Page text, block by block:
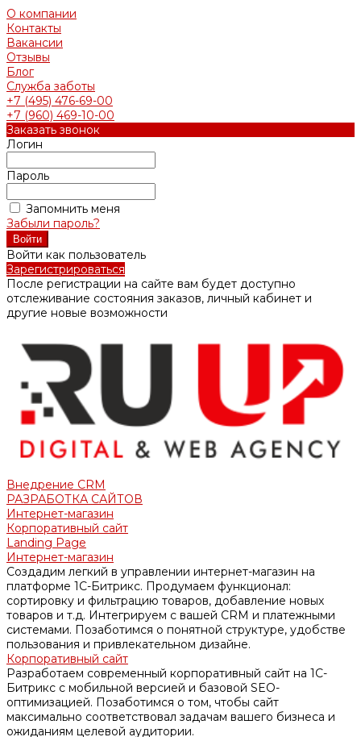
О компании
Контакты
Вакансии
Отзывы
Блог
Служба заботы
+7 (495) 476-69-00
+7 (960) 469-10-00
Заказать звонок
Логин
Пароль
Запомнить меня
Забыли пароль?
Войти как пользователь
Зарегистрироваться
После регистрации на сайте вам будет доступно
отслеживание состояния заказов, личный кабинет и
другие новые возможности
Внедрение CRM
РАЗРАБОТКА САЙТОВ
Интернет-магазин
Корпоративный сайт
Landing Page
Интернет-магазин
Создадим легкий в управлении интернет-магазин на
платформе 1С-Битрикс. Продумаем функционал:
сортировку и фильтрацию товаров, добавление новых
товаров и т.д. Интегрируем с вашей CRM и платежными
системами. Позаботимся о понятной структуре, удобстве
пользования и привлекательном дизайне.
Корпоративный сайт
Разработаем современный корпоративный сайт на 1С-
Битрикс с мобильной версией и базовой SEO-
оптимизацией. Позаботимся о том, чтобы сайт
максимально соответствовал задачам вашего бизнеса и
ожиданиям целевой аудитории.